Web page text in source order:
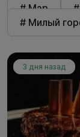
# Мэр
# Милый
3 дня назад